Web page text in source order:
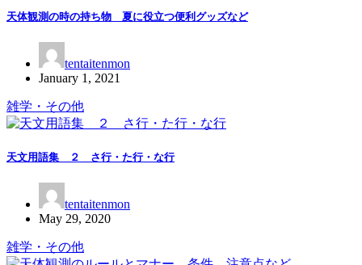
天体観測の時の持ち物 夏に役立つ便利グッズなど
tentaitenmon
January 1, 2021
雑学・その他
天文用語集 ２ さ行・た行・な行
tentaitenmon
May 29, 2020
雑学・その他